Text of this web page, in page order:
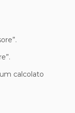
calcolato